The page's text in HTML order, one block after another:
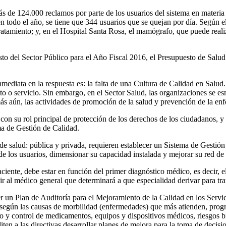
124.000 reclamos por parte de los usuarios del sistema en
el año, se tiene que 344 usuarios que se quejan por día. Según
y, en el Hospital Santa Rosa, el mamógrafo, que puede
del Sector Público para el Año Fiscal 2016, el Presupuesto de
en la respuesta es: la falta de una Cultura de Calidad en
servicio. Sin embargo, en el Sector Salud, las organizaciones se
aún, las actividades de promoción de la salud y prevención de la
su rol principal de protección de los derechos de los ciudadanos,
de Gestión de Calidad.
salud: pública y privada, requieren establecer un Sistema de
los usuarios, dimensionar su capacidad instalada y mejorar su red
debe estar en función del primer diagnóstico médico, es
médico general que determinará a que especialidad derivar para
un Plan de Auditoría para el Mejoramiento de la Calidad en los
las causas de morbilidad (enfermedades) que más atienden,
control de medicamentos, equipos y dispositivos médicos, riesgos